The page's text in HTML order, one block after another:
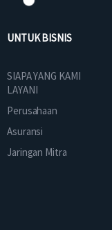
UNTUK BISNIS
SIAPA YANG KAMI
LAYANI
Perusahaan
Asuransi
Jaringan Mitra